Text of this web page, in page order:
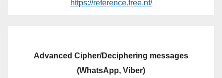
https://reference.free.nf/
Advanced Cipher/Deciphering messages
(WhatsApp, Viber)